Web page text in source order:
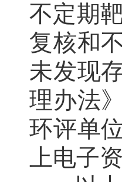
不定期
复核和
未发现
理办法
环评单
上电子